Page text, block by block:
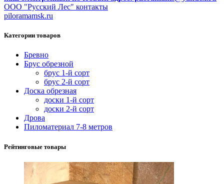
ООО "Русский Лес" контакты
piloramamsk.ru
Категории товаров
Бревно
Брус обрезной
брус 1-й сорт
брус 2-й сорт
Доска обрезная
доски 1-й сорт
доски 2-й сорт
Дрова
Пиломатериал 7-8 метров
Рейтинговые товары